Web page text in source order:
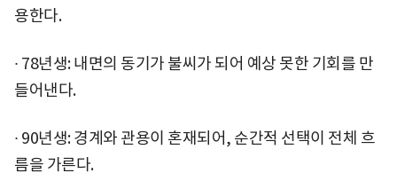
용한다.
∙ 78년생: 내면의 동기가 불씨가 되어 예상 못한 기회를 만
들어낸다.
∙ 90년생: 경계와 관용이 혼재되어, 순간적 선택이 전체 흐
름을 가른다.